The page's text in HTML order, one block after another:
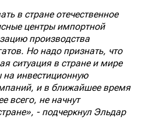
в стране отечественное
центры импортной
производства
Но надо признать, что
ситуация в стране и мире
на инвестиционную
и в ближайшее время
всего, не начнут
- подчеркнул Эльдар